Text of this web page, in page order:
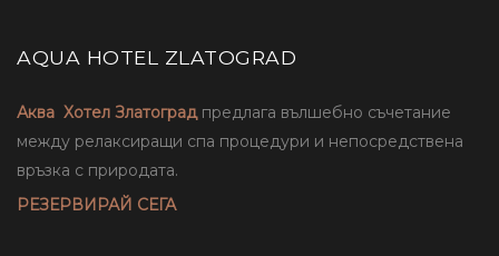
AQUA HOTEL ZLATOGRAD
Аква Хотел Златоград предлага вълшебно съчетание
между релаксиращи спа процедури и непосредствена
връзка с природата.
РЕЗЕРВИРАЙ СЕГА